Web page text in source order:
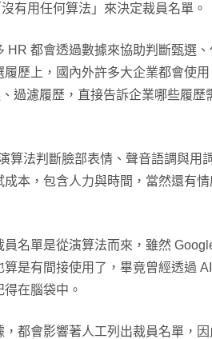
有用任何算法」來決定裁員名單。
HR 都會透過數據來協助判斷甄選
歷上，國內外許多大企業都會使用
過濾履歷，直接告訴企業哪些履歷
算法判斷臉部表情、聲音語調與用
本，包含人力與時間，當然還有情
名單是從演算法而來，雖然
是有間接使用了，畢竟曾經透過
在腦袋中。
都會影響著人工列出裁員名單，